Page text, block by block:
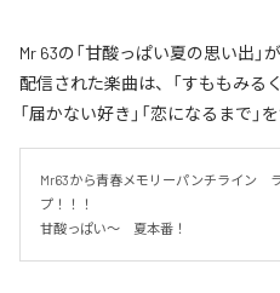
Mr 63の「甘酸っぱい夏の思い出
配信された楽曲は、「すももみるく
「届かない好き」「恋になるまで」
Mr63から青春メモリーパンチライン　
プ！！！
甘酸っぱい〜　夏本番！